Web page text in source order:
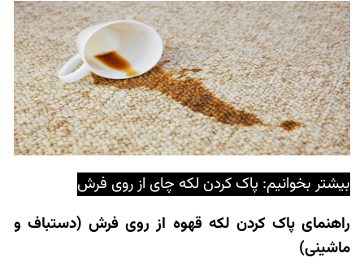
بیشتر بخوانیم: پاک کردن لکه چای از روی فرش
راهنمای پاک کردن لکه قهوه از روی فرش (دستباف و
ماشینی)